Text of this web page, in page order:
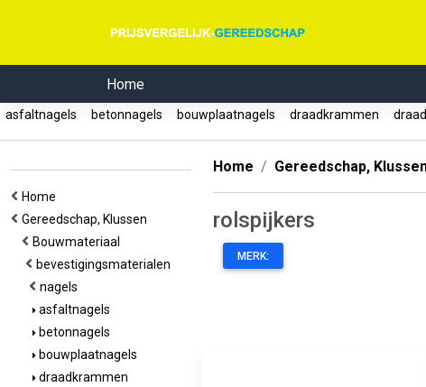
Home
asfaltnagels betonnagels bouwplaatnagels draadkrammen
Home
Gereedschap, Klussen
Bouwmateriaal
bevestigingsmaterialen
nagels
asfaltnagels
betonnagels
bouwplaatnagels
draadkrammen
Home Gereedschap,
rolspijkers
MERK: